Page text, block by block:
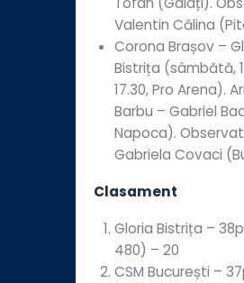
Valentin Călina
Corona Brașov –
Bistrița (sâmbătă,
17.30, Pro Arena).
Barbu – Gabriel
Napoca).
Gabriela Covaci
Clasament
Gloria Bistrița –
480) – 20
CSM București –